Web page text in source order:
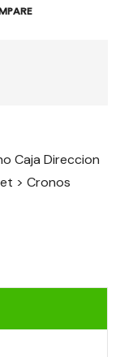
Caja Direccion
> Cronos